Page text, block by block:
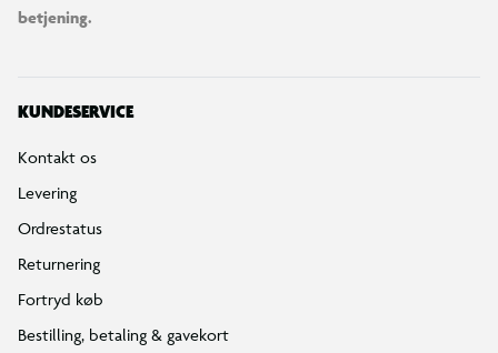
betjening.
KUNDESERVICE
Kontakt os
Levering
Ordrestatus
Returnering
Fortryd køb
Bestilling, betaling & gavekort